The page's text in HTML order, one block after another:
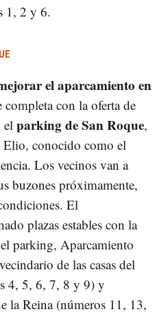
1, 2 y 6.
el aparcamiento en
completa con la oferta de
el parking de San Roque,
Elio, conocido como el
Los vecinos van a
buzones próximamente,
El
plazas estables con la
parking, Aparcamiento
de las casas del
4, 5, 6, 7, 8 y 9) y
la Reina (números 11, 13,